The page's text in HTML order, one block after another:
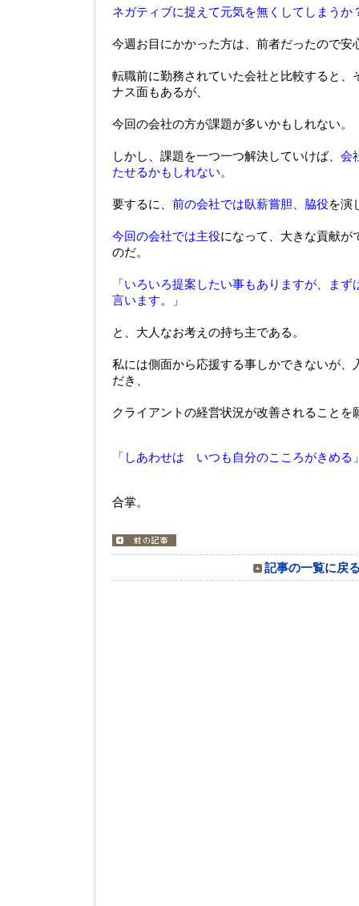
ネガティブに捉えて元気を無くしてしまうか
今週お目にかかった方は、前者だったので安
転職前に勤務されていた会社と比較すると、
ナス面もあるが、
今回の会社の方が課題が多いかもしれない。
しかし、課題を一つ一つ解決していけば、 会
たせるかもしれない。
要するに、 前の会社では臥薪嘗胆、脇役を演
今回の会社では主役になって、大きな貢献が
のだ。
「いろいろ提案したい事もありますが、ま
言います。」
と、大人なお考えの持ち主である。
私には側面から応援する事しかできないが、
だき、
クライアントの経営状況が改善されることを
「しあわせは いつも自分のこころがきめる
合掌。
記事の一覧に戻